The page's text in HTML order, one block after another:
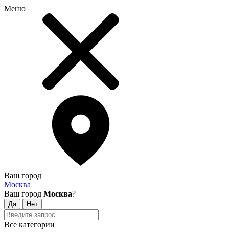
Меню
Ваш город
Москва
Ваш город Москва?
Все категории